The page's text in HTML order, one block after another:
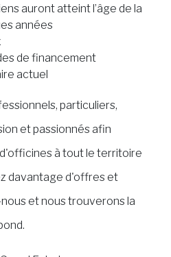
auront atteint l’âge de la
années
de financement
actuel
particuliers,
et passionnés afin
à tout le territoire
davantage d'offres et
et nous trouverons la